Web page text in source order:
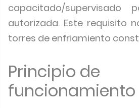
capacitado/supervisado
autorizada. Este requisito
torres de enfriamiento
Principio de
funcionamiento